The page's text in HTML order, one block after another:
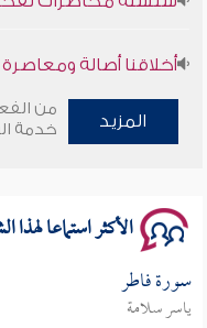
أخلاقنا أصالة ومعاصرة
وأمنهم من خوف 9
المزيد
من
خدمة
الأكثر استماعا لهذا
سورة فاطر
ياسر سلامة